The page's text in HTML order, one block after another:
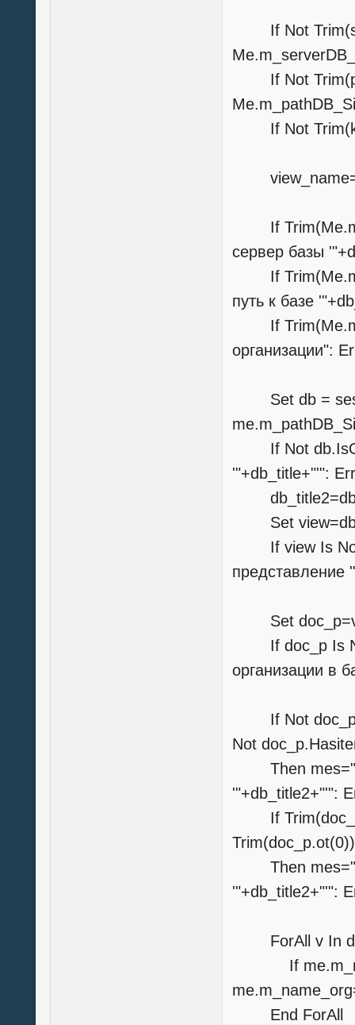
If Not
If Not
If Not
If
сервер базы
If
путь к базе
If
организации":
Set db =
If Not
'"+db_title+"'":
Set
If view Is
представление
Set
If doc_p Is
организации в
If Not
Not
Then mes="Не
If
Then mes="Не
'"+db_title2+"'":
ForAll v In
If
End ForAll